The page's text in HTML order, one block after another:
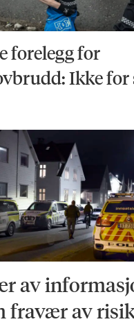
forelegg for
Ikke for
av
fravær av